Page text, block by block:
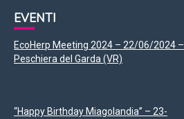
EVENTI
EcoHerp Meeting 2024 – 22/06/2024 –
Peschiera del Garda (VR)
“Happy Birthday Miagolandia” – 23-